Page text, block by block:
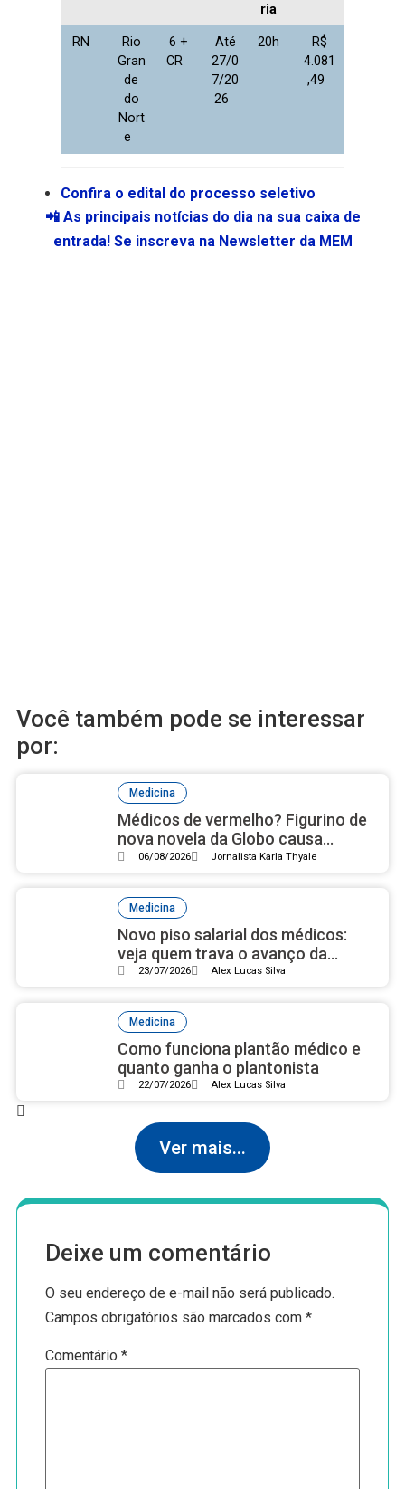
ria
RN
Rio
Gran
de
do
Nort
e
6 +
CR
Até
27/0
7/20
26
20h
R$
4.081
,49
Confira o edital do processo seletivo
📲 As principais notícias do dia na sua caixa de
entrada! Se inscreva na Newsletter da MEM
Você também pode se interessar
por:
Medicina
Médicos de vermelho? Figurino de
nova novela da Globo causa
polêmica por cor usada em
06/08/2026 Jornalista Karla Thyale
Medicina
Novo piso salarial dos médicos:
veja quem trava o avanço da
proposta
23/07/2026 Alex Lucas Silva
Medicina
Como funciona plantão médico e
quanto ganha o plantonista
22/07/2026 Alex Lucas Silva
Ver mais...
Deixe um comentário
O seu endereço de e-mail não será publicado.
Campos obrigatórios são marcados com*
Comentário*